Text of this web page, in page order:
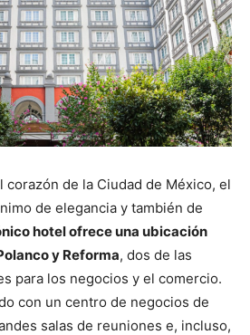
corazón de la Ciudad de México, el
de elegancia y también de
hotel ofrece una ubicación
y Reforma, dos de las
para los negocios y el comercio.
con un centro de negocios de
salas de reuniones e, incluso,